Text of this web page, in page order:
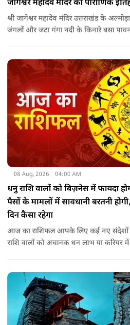
जागेश्वर महादेव मंदिर का पौराणिक
श्री जागेश्वर महादेव मंदिर उत्तराखंड के
जंगलों और जटा गंगा नदी के किनारे बसा पावन
पहले कत्युरी राजाओं द्वारा किया गया था.
08 Aug, 2026 04:00 AM
धनु राशि वालों को बिज़नेस में फायदा
पैसों के मामलों में सावधानी बरतनी
दिन कैसा रहेगा
आज का राशिफल आपके लिए कई नए
राशि वालों को अचानक धन लाभ या करियर
सकता है.